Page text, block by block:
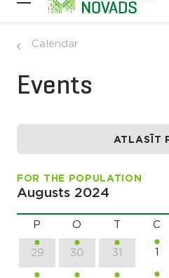
Calendar
Events
ATLASĪT
FOR THE POPULATION
Augusts 2024
P O C
29 30 31 1